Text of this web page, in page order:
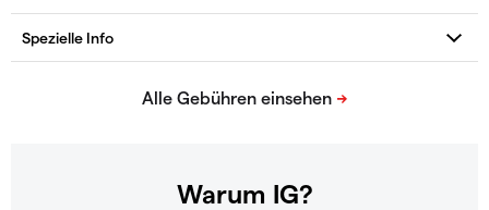
Warum IG?